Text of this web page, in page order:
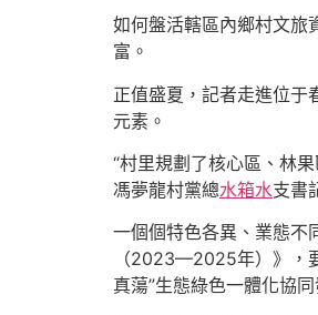
如何盤活轄區內鄉村文旅
富。
正值盛夏，記者走進位于
元素。
“村里規劃了核心區、林
馮夢龍村黨總水箱水支書
一個個特色各異、業態不
（2023—2025年）》，
真蕩”生態綠色一體化協